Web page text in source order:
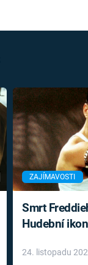
ZAJÍMAVOSTI
Smrt
Hudební
léky
24. listopadu